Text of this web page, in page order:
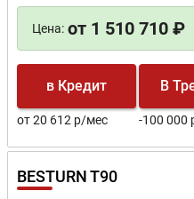
Цена: от 1 510 710 ₽
в Кредит
от 20 612 р/мес
В
-100 000
BESTURN T90